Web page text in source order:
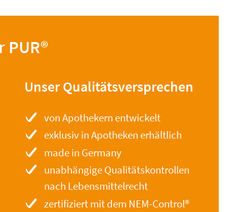
Unser Qualitätsversprechen
von Apothekern entwickelt
exklusiv in Apotheken erhältlich
made in Germany
unabhängige Qualitätskontrollen
nach Lebensmittelrecht
zertifiziert mit dem NEM-Control®